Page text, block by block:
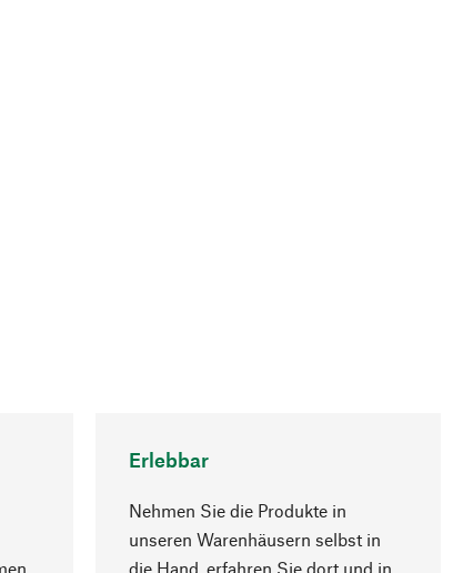
Erlebbar
Nehmen Sie die Produkte in
unseren Warenhäusern selbst in
die Hand, erfahren Sie dort und in